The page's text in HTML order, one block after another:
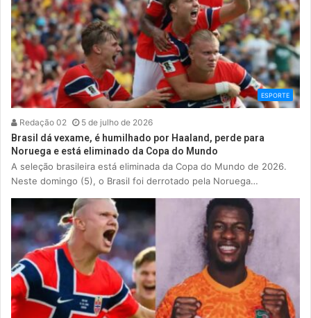
ESPORTE
Redação 02 5 de julho de 2026
Brasil dá vexame, é humilhado por Haaland, perde para
Noruega e está eliminado da Copa do Mundo
A seleção brasileira está eliminada da Copa do Mundo de 2026.
Neste domingo (5), o Brasil foi derrotado pela Noruega…